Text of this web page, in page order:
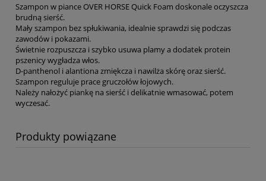
Szampon w piance OVER HORSE Quick Foam doskonale oczyszcza
brudną sierść.
Mały szampon bez spłukiwania, idealnie sprawdzi się podczas
zawodów i pokazami.
Świetnie rozpuszcza i szybko usuwa plamy a dodatek protein
pszenicy wygładza włos.
D-panthenol i alantiona zmiękcza i nawilża skórę oraz sierść.
Szampon reguluje prace gruczołów łojowych.
Należy nałożyć piankę na sierść i delikatnie wmasować, potem
wyczesać.
Produkty powiązane